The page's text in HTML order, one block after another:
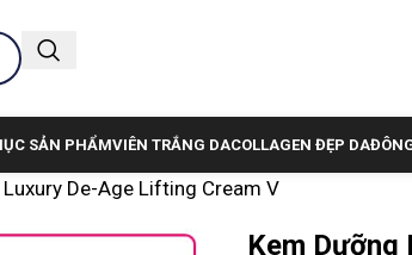
SẢN PHẨMVIÊN TRẮNG DACOLLAGEN ĐẸP DA
De-Age Lifting Cream V
Kem Dưỡng